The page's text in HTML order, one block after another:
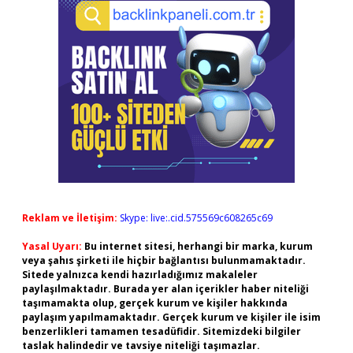
Reklam ve İletişim: Skype: live:.cid.575569c608265c69
Yasal Uyarı: Bu internet sitesi, herhangi bir marka, kurum
veya şahıs şirketi ile hiçbir bağlantısı bulunmamaktadır.
Sitede yalnızca kendi hazırladığımız makaleler
paylaşılmaktadır. Burada yer alan içerikler haber niteliği
taşımamakta olup, gerçek kurum ve kişiler hakkında
paylaşım yapılmamaktadır. Gerçek kurum ve kişiler ile isim
benzerlikleri tamamen tesadüfidir. Sitemizdeki bilgiler
taslak halindedir ve tavsiye niteliği taşımazlar.